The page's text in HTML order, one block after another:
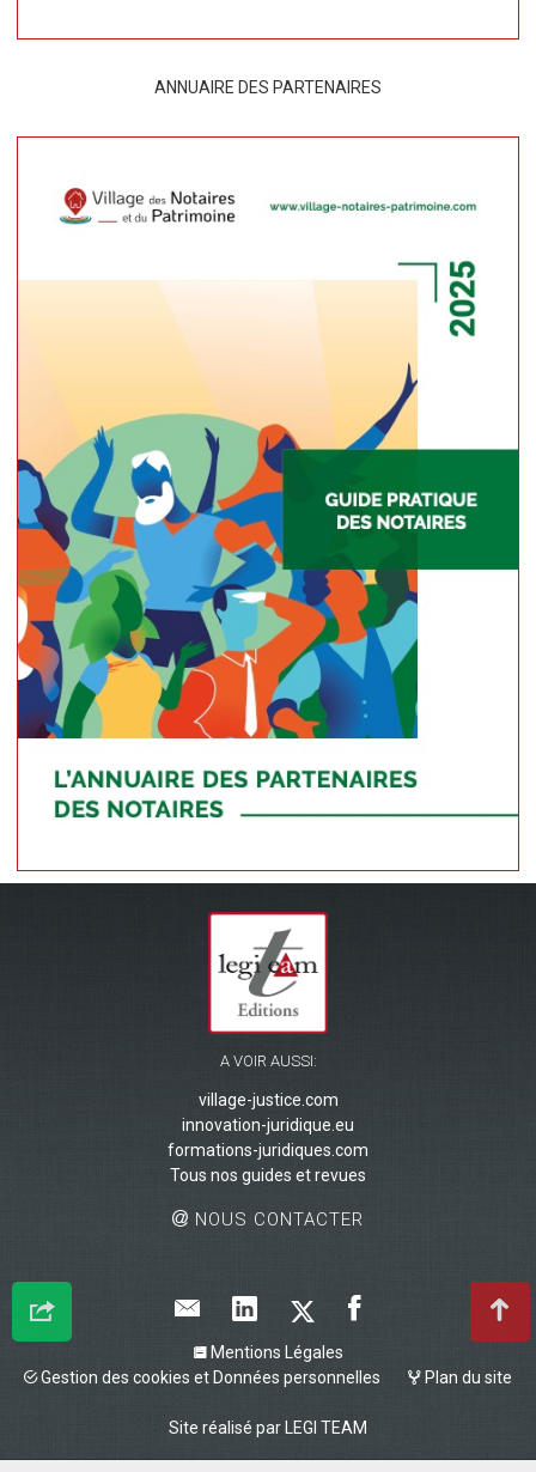
ANNUAIRE DES PARTENAIRES
A VOIR AUSSI:
village-justice.com
innovation-juridique.eu
formations-juridiques.com
Tous nos guides et revues
NOUS CONTACTER
Mentions Légales
Gestion des cookies et Données personnelles
Plan du site
Site réalisé par LEGI TEAM